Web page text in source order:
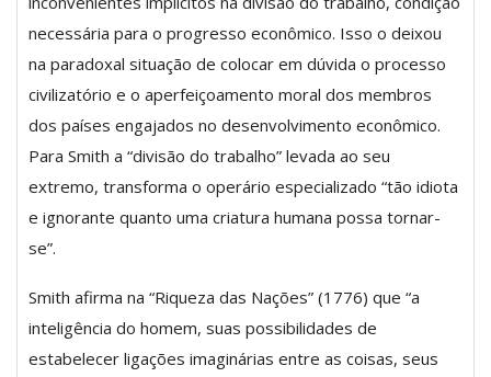
necessária para o progresso econômico. Isso o deixou
na paradoxal situação de colocar em dúvida o processo
civilizatório e o aperfeiçoamento moral dos membros
dos países engajados no desenvolvimento econômico.
Para Smith a “divisão do trabalho” levada ao seu
extremo, transforma o operário especializado “tão idiota
e ignorante quanto uma criatura humana possa tornar-
se”.
Smith afirma na “Riqueza das Nações” (1776) que “a
inteligência do homem, suas possibilidades de
estabelecer ligações imaginárias entre as coisas, seus